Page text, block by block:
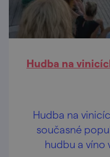
Hudba na
Hudba na
současné
hudbu a víno